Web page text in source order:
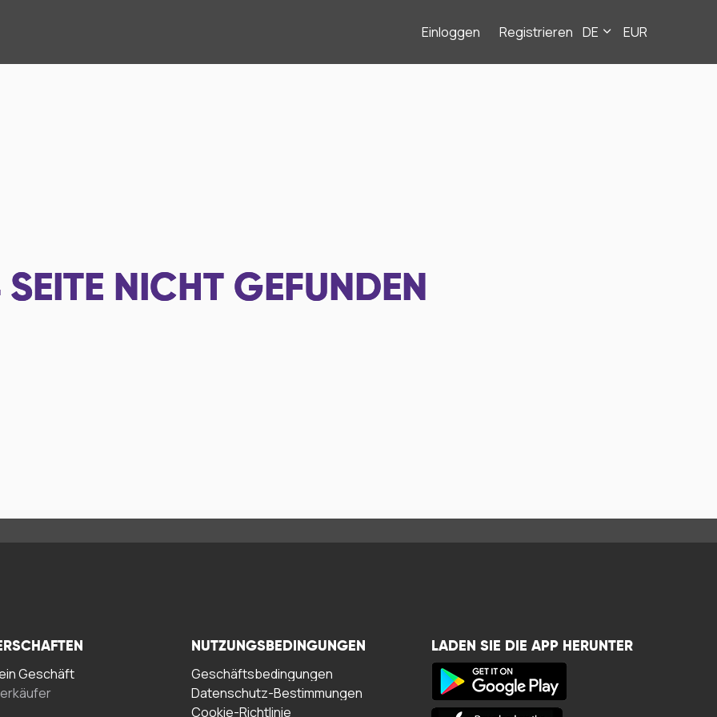
Einloggen Registrieren DE EUR
SEITE NICHT GEFUNDEN
Geschäft
NUTZUNGSBEDINGUNGEN
Geschäftsbedingungen
Datenschutz-Bestimmungen
Cookie-Richtlinie
LADEN SIE DIE APP HERUNTER